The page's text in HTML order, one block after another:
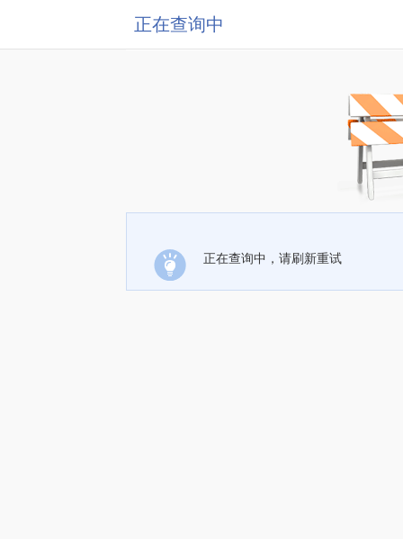
正在查询中
正在查询中，请刷新重试